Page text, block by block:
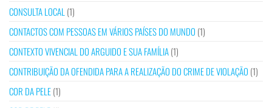
CONSULTA LOCAL (1)
CONTACTOS COM PESSOAS EM VÁRIOS PAÍSES DO MUNDO (1)
CONTEXTO VIVENCIAL DO ARGUIDO E SUA FAMÍLIA(1)
CONTRIBUIÇÃO DA OFENDIDA PARA A REALIZAÇÃO DO CRIME DE VIOLAÇÃO (1)
COR DA PELE(1)